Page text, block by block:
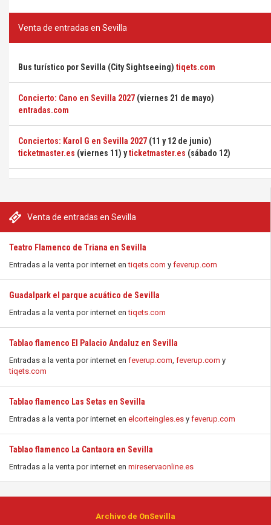
Venta de entradas en Sevilla
Teatro Flamenco de Triana en Sevilla
Entradas a la venta por internet entiqets.com y feverup.com
Guadalpark el parque acuático de Sevilla
Entradas a la venta por internet entiqets.com
Tablao flamenco El Palacio Andaluz en Sevilla
Entradas a la venta por internet en feverup.com, feverup.com y
tiqets.com
Tablao flamenco Las Setas en Sevilla
Entradas a la venta por internet en elcorteingles.es y feverup.com
Tablao flamenco La Cantaora en Sevilla
Entradas a la venta por internet en mireservaonline.es
Venta de entradas en Sevilla
Bus turístico por Sevilla (City Sightseeing) tiqets.com
Concierto: Cano en Sevilla 2027 (viernes 21 de mayo)
entradas.com
Conciertos: Karol G en Sevilla 2027 (11 y 12 de junio)
ticketmaster.es (viernes 11) yticketmaster.es (sábado 12)
Archivo de OnSevilla